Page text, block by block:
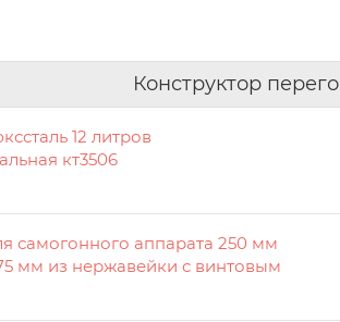
Конструктор
12 литров
кт3506
самогонного аппарата 250 мм
мм из нержавейки с винтовым